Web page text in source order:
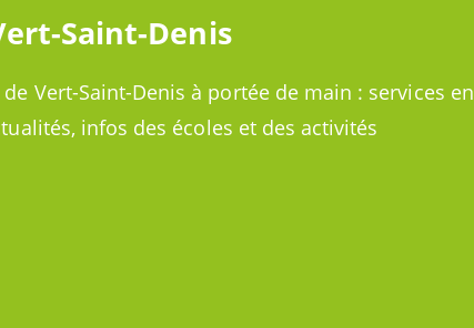
Saint-Denis
Vert-Saint-Denis à portée de main : services en
infos des écoles et des activités